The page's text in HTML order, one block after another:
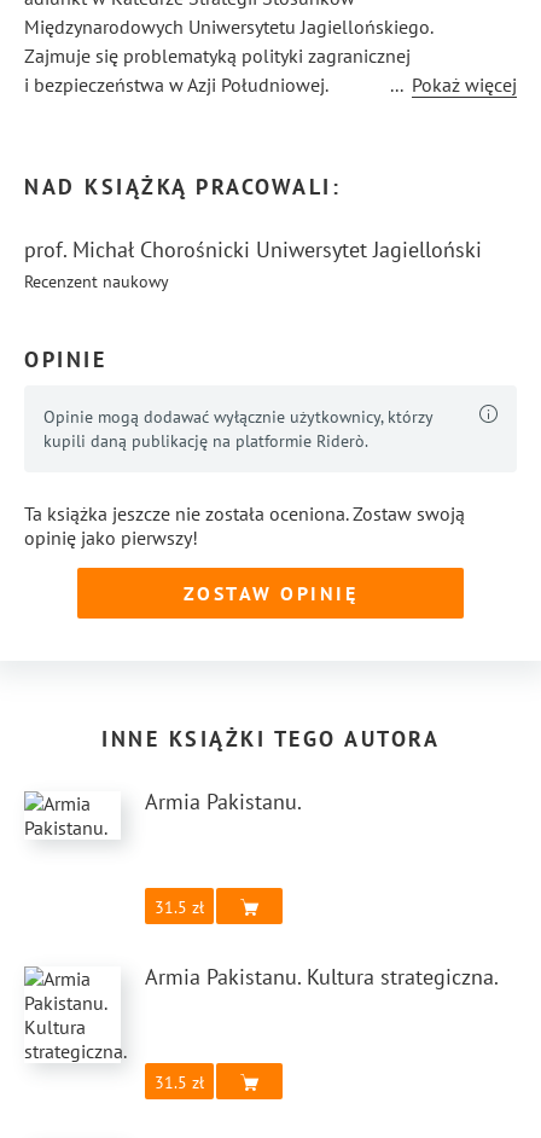
Międzynarodowych Uniwersytetu Jagiellońskiego.
Zajmuje się problematyką polityki zagranicznej
i bezpieczeństwa w Azji Południowej.
... Pokaż więcej
NAD KSIĄŻKĄ PRACOWALI:
prof. Michał Chorośnicki Uniwersytet Jagielloński
Recenzent naukowy
OPINIE
Opinie mogą dodawać wyłącznie użytkownicy, którzy
kupili daną publikację na platformie Riderò.
Ta książka jeszcze nie została oceniona. Zostaw swoją
opinię jako pierwszy!
ZOSTAW OPINIĘ
INNE KSIĄŻKI TEGO AUTORA
Armia Pakistanu.
31.5
Armia Pakistanu. Kultura strategiczna.
31.5